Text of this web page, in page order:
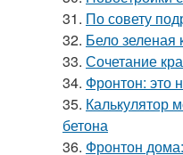
31. По совету
32. Бело зеленая
33. Сочетание
34. Фронтон: это
35. Калькулятор
бетона
36. Фронтон